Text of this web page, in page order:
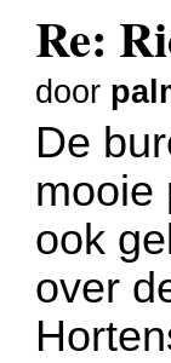
Re:
door
De
mooie
ook
over